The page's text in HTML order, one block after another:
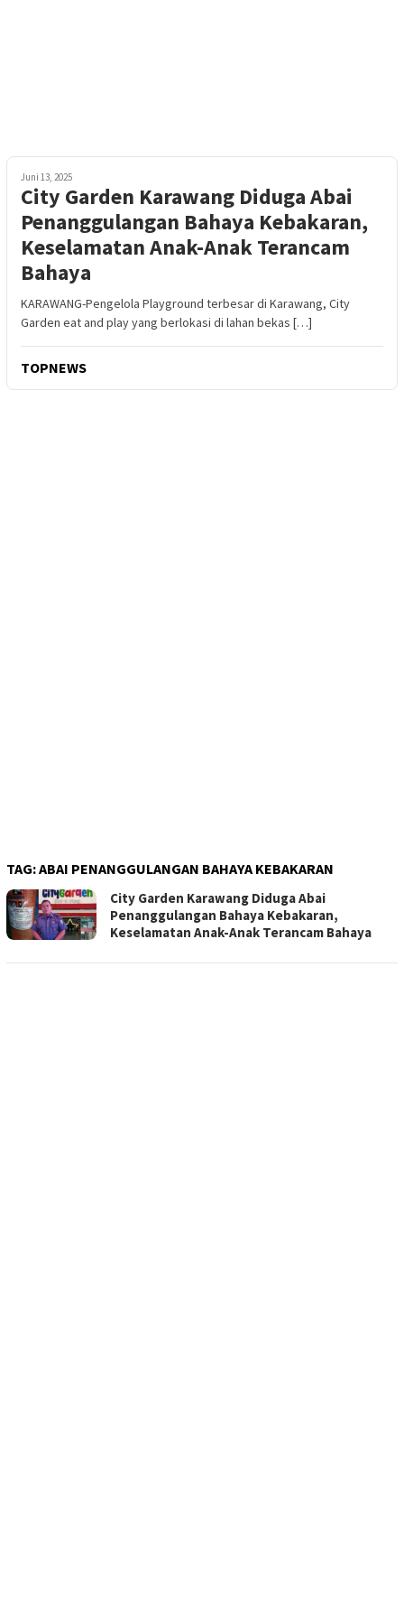
Juni 13, 2025
City Garden Karawang Diduga Abai
Penanggulangan Bahaya Kebakaran,
Keselamatan Anak-Anak Terancam
Bahaya
KARAWANG-Pengelola Playground terbesar di Karawang, City
Garden eat and play yang berlokasi di lahan bekas […]
TOPNEWS
TAG:ABAI PENANGGULANGAN BAHAYA KEBAKARAN
City Garden Karawang Diduga Abai
Penanggulangan Bahaya Kebakaran,
Keselamatan Anak-Anak Terancam Bahaya